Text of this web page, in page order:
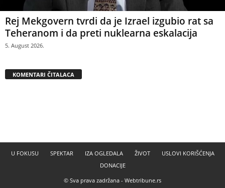
Rej Mekgovern tvrdi da je Izrael izgubio rat sa
Teheranom i da preti nuklearna eskalacija
5. August 2026.
KOMENTARI ČITALACA
U FOKUSU SPEKTAR IZA OGLEDALA ŽIVOT
USLOVI KORIŠĆENJA
DONACIJE
© Sva prava zadržana - Webtribune.rs